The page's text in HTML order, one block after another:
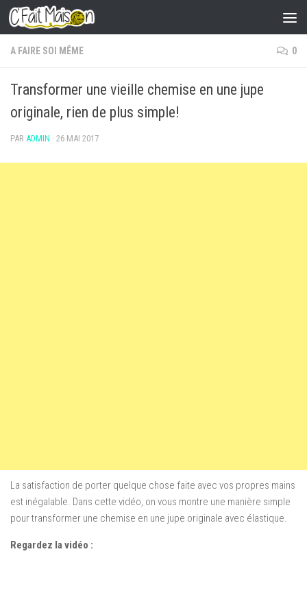
Skip to content
A FAIRE SOI MÊME 0
Transformer une vieille chemise en une jupe
originale, rien de plus simple!
PAR ADMIN · 26 MAI 2017
La satisfaction de porter quelque chose faite avec vos propres mains
est inégalable. Dans cette vidéo, on vous montre une manière simple
pour transformer une chemise en une jupe originale avec élastique.
Regardez la vidéo :